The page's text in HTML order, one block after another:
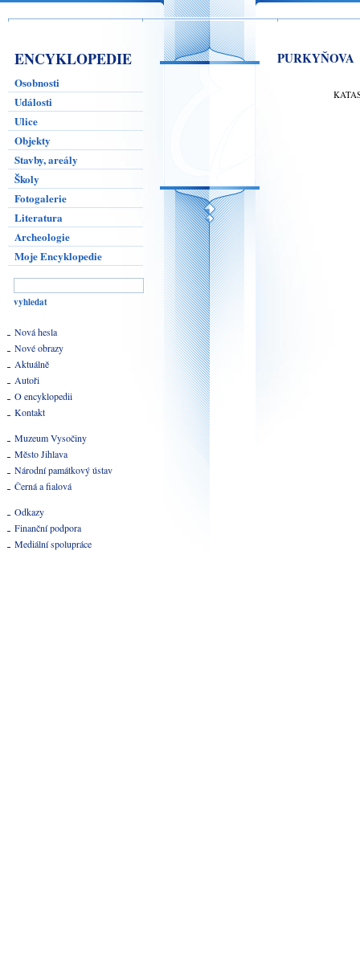
ENCYKLOPEDIE
Osobnosti
Události
Ulice
Objekty
Stavby, areály
Školy
Fotogalerie
Literatura
Archeologie
Moje Encyklopedie
Nová hesla
Nové obrazy
Aktuálně
Autoři
O encyklopedii
Kontakt
Muzeum Vysočiny
Město Jihlava
Národní památkový ústav
Černá a fialová
Odkazy
Finanční podpora
Mediální spolupráce
PURKYŇOVA